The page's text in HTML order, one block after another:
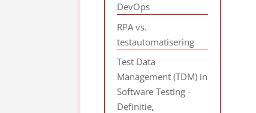
DevOps
RPA vs.
testautomatisering
Test Data
Management (TDM) in
Software Testing -
Definitie,